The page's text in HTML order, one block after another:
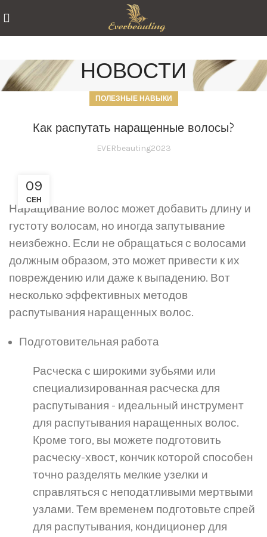
НОВОСТИ
ПОЛЕЗНЫЕ НАВЫКИ
Как распутать наращенные волосы?
EVERbeauting2023
09
СЕН
Наращивание волос может добавить длину и
густоту волосам, но иногда запутывание
неизбежно. Если не обращаться с волосами
должным образом, это может привести к их
повреждению или даже к выпадению. Вот
несколько эффективных методов
распутывания наращенных волос.
Подготовительная работа
Расческа с широкими зубьями или
специализированная расческа для
распутывания - идеальный инструмент
для распутывания наращенных волос.
Кроме того, вы можете подготовить
расческу-хвост, кончик которой способен
точно разделять мелкие узелки и
справляться с неподатливыми мертвыми
узлами. Тем временем подготовьте спрей
для распутывания, кондиционер для